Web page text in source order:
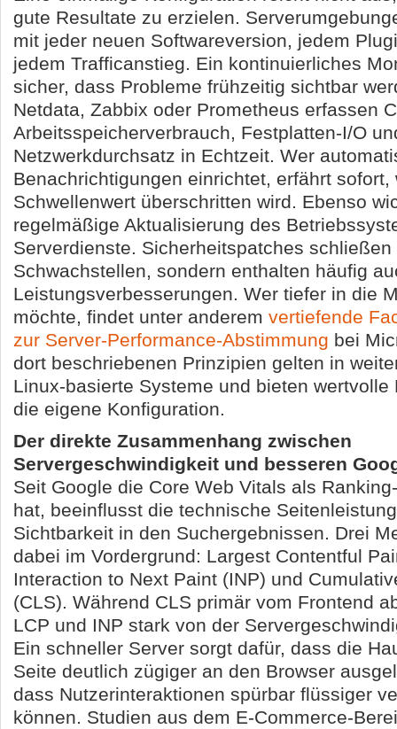
gute Resultate zu erzielen.
mit jeder neuen Softwareversion, jedem
jedem Trafficanstieg. Ein kontinuierliches
sicher, dass Probleme frühzeitig sichtbar
Netdata, Zabbix oder Prometheus erfassen
Arbeitsspeicherverbrauch, Festplatten-I/O
Netzwerkdurchsatz in Echtzeit. Wer
Benachrichtigungen einrichtet, erfährt sofort,
Schwellenwert überschritten wird. Ebenso
regelmäßige Aktualisierung des
Serverdienste. Sicherheitspatches schließen
Schwachstellen, sondern enthalten häufig
Leistungsverbesserungen. Wer tiefer in die
möchte, findet unter anderem vertiefende
zur Server-Performance-Abstimmung bei
dort beschriebenen Prinzipien gelten in
Linux-basierte Systeme und bieten wertvolle
die eigene Konfiguration.
Der direkte Zusammenhang zwischen
Servergeschwindigkeit und besseren
Seit Google die Core Web Vitals als
hat, beeinflusst die technische
Sichtbarkeit in den Suchergebnissen. Drei
dabei im Vordergrund: Largest Contentful
Interaction to Next Paint (INP) und
(CLS). Während CLS primär vom Frontend
LCP und INP stark von der
Ein schneller Server sorgt dafür, dass die
Seite deutlich zügiger an den Browser
dass Nutzerinteraktionen spürbar flüssiger
können. Studien aus dem E-Commerce-